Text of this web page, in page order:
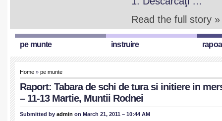
Read the full story »
pe munte instruire
Home » pe munte
Raport: Tabara de schi de tura si initiere in
– 11-13 Martie, Muntii Rodnei
Submitted by admin on March 21, 2011 – 10:44 AM